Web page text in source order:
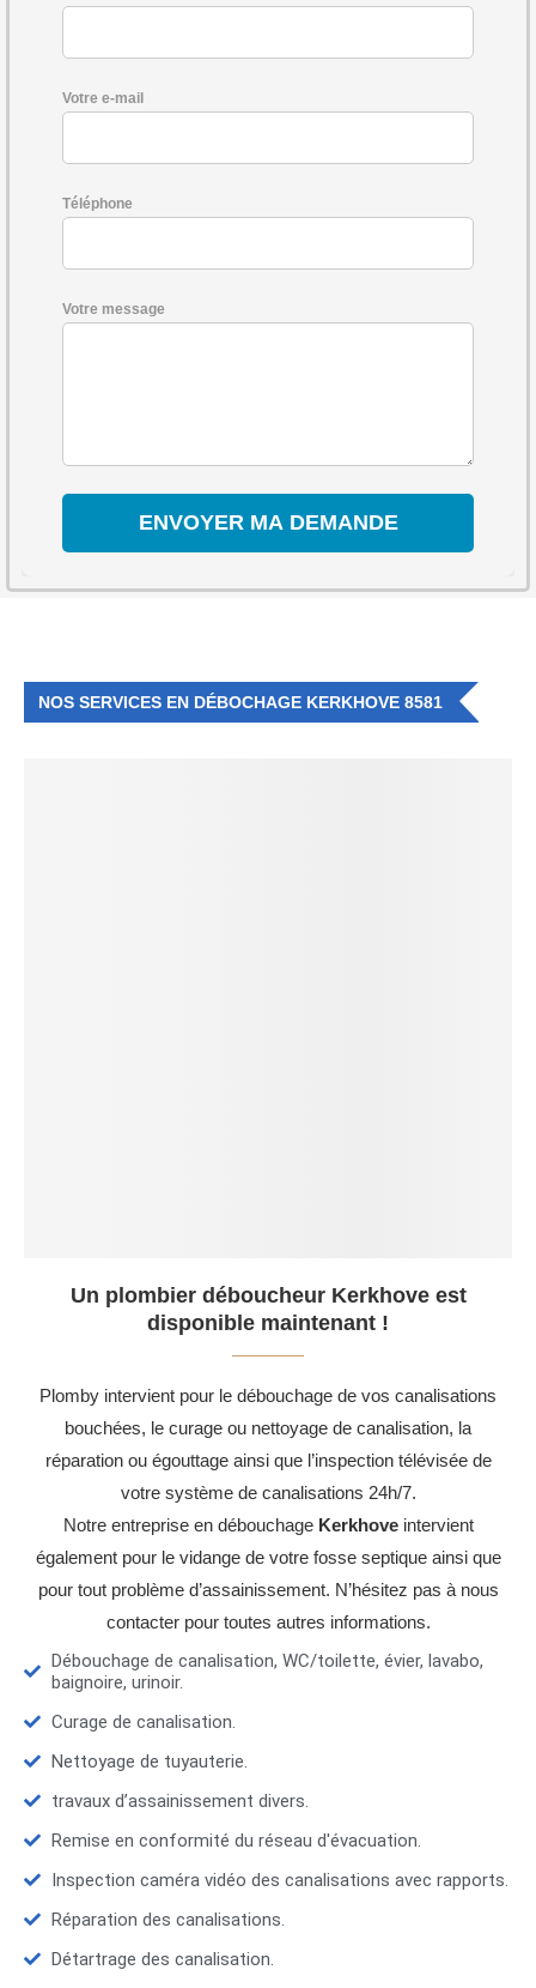
Votre e-mail
Téléphone
Votre message
NOS SERVICES EN DÉBOCHAGE KERKHOVE 8581
Un plombier déboucheur Kerkhove est
disponible maintenant !
Plomby intervient pour le débouchage de vos canalisations
bouchées, le curage ou nettoyage de canalisation, la
réparation ou égouttage ainsi que l’inspection télévisée de
votre système de canalisations 24h/7.
Notre entreprise en débouchage Kerkhoveintervient
également pour le vidange de votre fosse septique ainsi que
pour tout problème d’assainissement. N’hésitez pas à nous
contacter pour toutes autres informations.
Débouchage de canalisation, WC/toilette, évier, lavabo,
baignoire, urinoir.
Curage de canalisation.
Nettoyage de tuyauterie.
travaux d’assainissement divers.
Remise en conformité du réseau d'évacuation.
Inspection caméra vidéo des canalisations avec rapports.
Réparation des canalisations.
Détartrage des canalisation.